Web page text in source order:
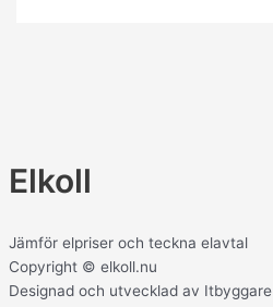
Elkoll
Jämför elpriser och teckna elavtal
Copyright © elkoll.nu
Designad och utvecklad av Itbyggare